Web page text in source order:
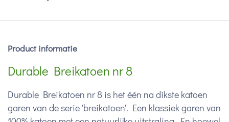
Product informatie
Durable Breikatoen nr 8
Durable Breikatoen nr 8 is het één na dikste katoen
garen van de serie 'breikatoen'. Een klassiek garen van